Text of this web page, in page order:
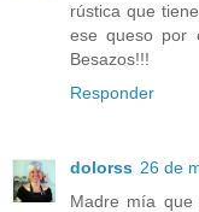
rústica que
ese queso por
Besazos!!!
Responder
dolorss 26 de
Madre mía que